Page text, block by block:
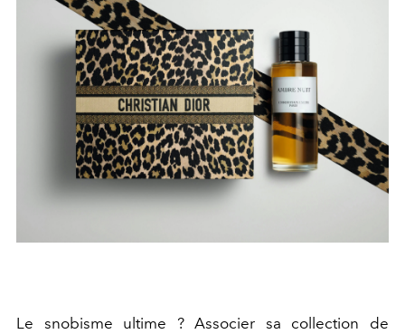
Le snobisme ultime ? Associer sa collection de